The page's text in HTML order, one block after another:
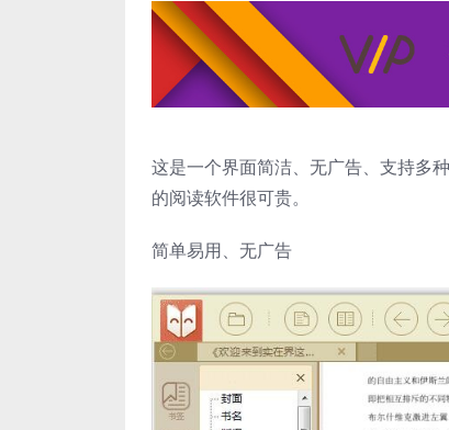
这是一个界面简洁、无广告、支持多
的阅读软件很可贵。
简单易用、无广告